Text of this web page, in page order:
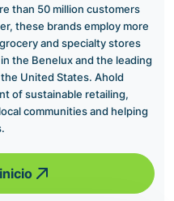
than 50 million customers
these brands employ more
and specialty stores
the Benelux and the leading
United States. Ahold
of sustainable retailing,
communities and helping